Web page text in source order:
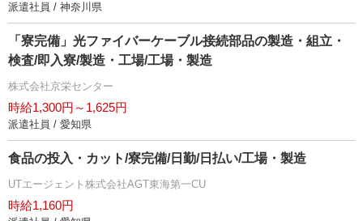
派遣社員 / 神奈川県
「寮完備」光ファイバーケーブル接続部品の製造・組立・
検査/即入寮/製造・工場/工場・製造
株式会社京栄センター
時給1,300円～1,625円
派遣社員 / 愛知県
食品の投入・カット/寮完備/日勤/日払い/工場・製造
UTエージェント株式会社AGT東海第一CU
時給1,160円